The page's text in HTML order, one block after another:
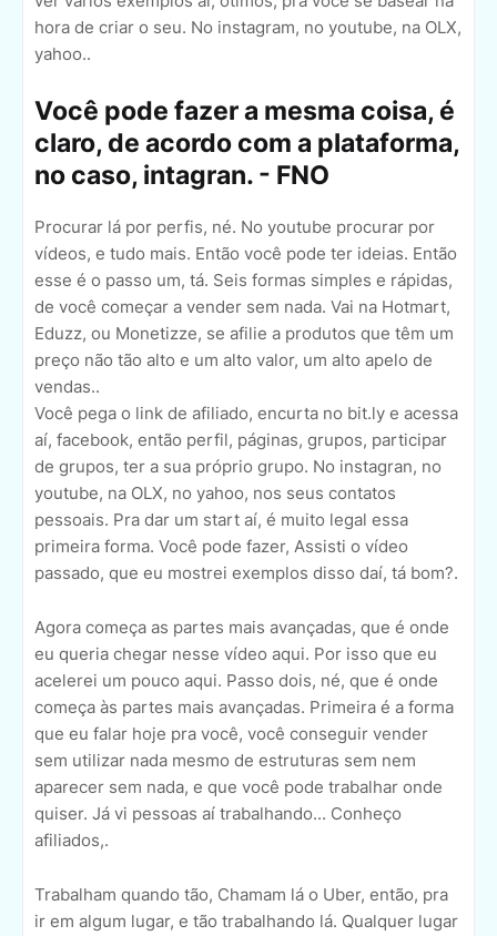
hora de criar o seu. No instagram, no youtube, na OLX,
yahoo..
Você pode fazer a mesma coisa, é
claro, de acordo com a plataforma,
no caso, intagran. - FNO
Procurar lá por perfis, né. No youtube procurar por
vídeos, e tudo mais. Então você pode ter ideias. Então
esse é o passo um, tá. Seis formas simples e rápidas,
de você começar a vender sem nada. Vai na Hotmart,
Eduzz, ou Monetizze, se afilie a produtos que têm um
preço não tão alto e um alto valor, um alto apelo de
vendas..
Você pega o link de afiliado, encurta no bit.ly e acessa
aí, facebook, então perfil, páginas, grupos, participar
de grupos, ter a sua próprio grupo. No instagran, no
youtube, na OLX, no yahoo, nos seus contatos
pessoais. Pra dar um start aí, é muito legal essa
primeira forma. Você pode fazer, Assisti o vídeo
passado, que eu mostrei exemplos disso daí, tá bom?.
Agora começa as partes mais avançadas, que é onde
eu queria chegar nesse vídeo aqui. Por isso que eu
acelerei um pouco aqui. Passo dois, né, que é onde
começa às partes mais avançadas. Primeira é a forma
que eu falar hoje pra você, você conseguir vender
sem utilizar nada mesmo de estruturas sem nem
aparecer sem nada, e que você pode trabalhar onde
quiser. Já vi pessoas aí trabalhando... Conheço
afiliados,.
Trabalham quando tão, Chamam lá o Uber, então, pra
ir em algum lugar, e tão trabalhando lá. Qualquer lugar